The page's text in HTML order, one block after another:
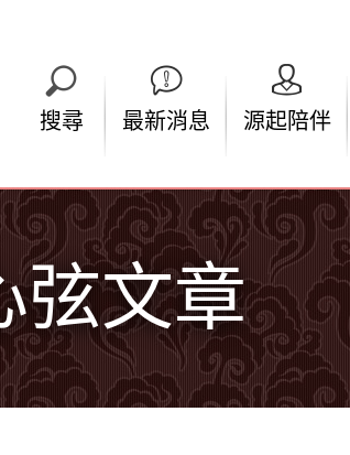
最新消息 源起陪伴
搜尋
弦文章